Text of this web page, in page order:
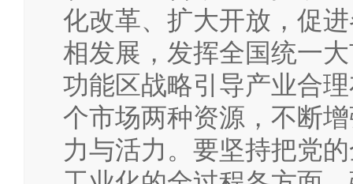
化改革、扩大开放，促
相发展，发挥全国统一
功能区战略引导产业合
个市场两种资源，不断
力与活力。要坚持把党